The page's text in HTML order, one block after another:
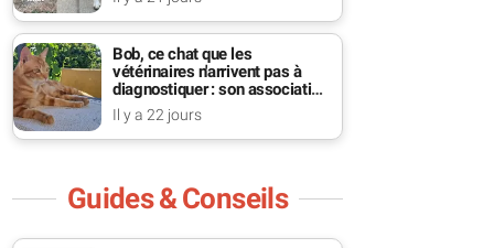
Bob, ce chat que les
vétérinaires n'arrivent pas à
diagnostiquer : son association
se bat pour lui
Il y a 22 jours
Guides & Conseils